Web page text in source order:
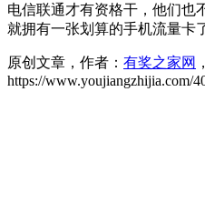
电信联通才有资格干，他们也
就拥有一张划算的手机流量卡
原创文章，作者： 有奖之家网
https://www.youjiangzhijia.com/